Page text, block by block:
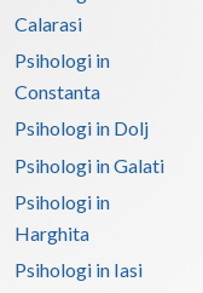
Calarasi
Psihologi in
Constanta
Psihologi in Dolj
Psihologi in Galati
Psihologi in
Harghita
Psihologi in Iasi